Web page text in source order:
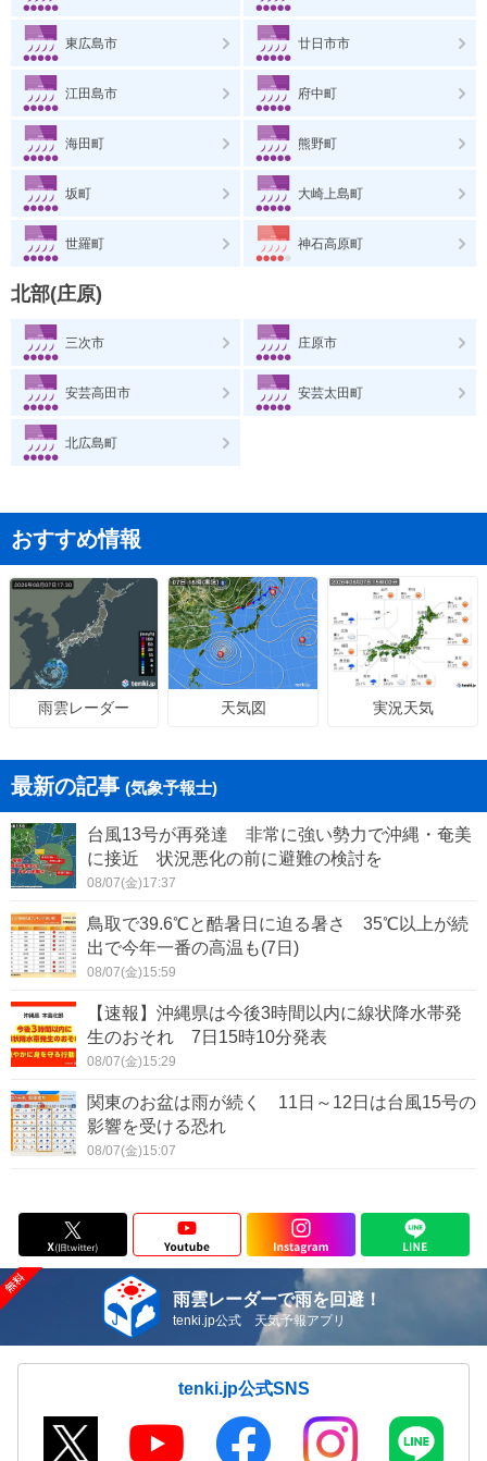
東広島市 廿日市市
江田島市 府中町
海田町 熊野町
坂町 大崎上島町
世羅町 神石高原町
北部(庄原)
三次市 庄原市
安芸高田市 安芸太田町
北広島町
おすすめ情報
雨雲レーダー 天気図 実況天気
最新の記事 (気象予報士)
台風13号が再発達 非常に強い勢力で沖縄・奄美
に接近 状況悪化の前に避難の検討を
08/07(金)17:37
鳥取で39.6℃と酷暑日に迫る暑さ 35℃以上が続
出で今年一番の高温も(7日)
08/07(金)15:59
【速報】沖縄県は今後3時間以内に線状降水帯発
生のおそれ 7日15時10分発表
08/07(金)15:29
関東のお盆は雨が続く 11日～12日は台風15号の
影響を受ける恐れ
08/07(金)15:07
雨雲レーダーで雨を回避！
tenki.jp公式 天気予報アプリ
tenki.jp公式SNS